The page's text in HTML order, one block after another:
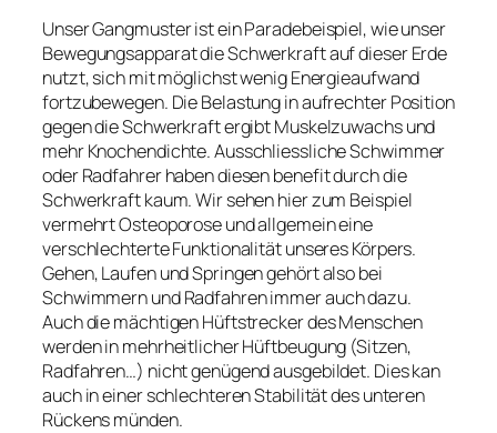
Unser Gangmuster ist ein Paradebeispiel, wie unser
Bewegungsapparat die Schwerkraft auf dieser Erde
nutzt, sich mit möglichst wenig Energieaufwand
fortzubewegen. Die Belastung in aufrechter Position
gegen die Schwerkraft ergibt Muskelzuwachs und
mehr Knochendichte. Ausschliessliche Schwimmer
oder Radfahrer haben diesen benefit durch die
Schwerkraft kaum. Wir sehen hier zum Beispiel
vermehrt Osteoporose und allgemein eine
verschlechterte Funktionalität unseres Körpers.
Gehen, Laufen und Springen gehört also bei
Schwimmern und Radfahren immer auch dazu.
Auch die mächtigen Hüftstrecker des Menschen
werden in mehrheitlicher Hüftbeugung (Sitzen,
Radfahren…) nicht genügend ausgebildet. Dies kan
auch in einer schlechteren Stabilität des unteren
Rückens münden.